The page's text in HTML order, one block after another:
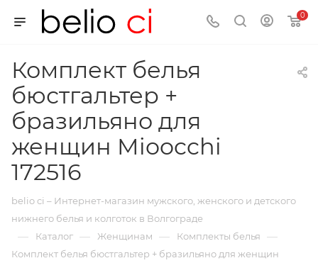
0
Комплект белья
бюстгальтер +
бразильяно для
женщин Mioocchi
172516
belio ci – Интернет-магазин мужского, женского и детского
нижнего белья и колготок в Волгограде
— Каталог — Женщинам — Комплекты белья —
Комплект белья бюстгальтер + бразильяно для женщин